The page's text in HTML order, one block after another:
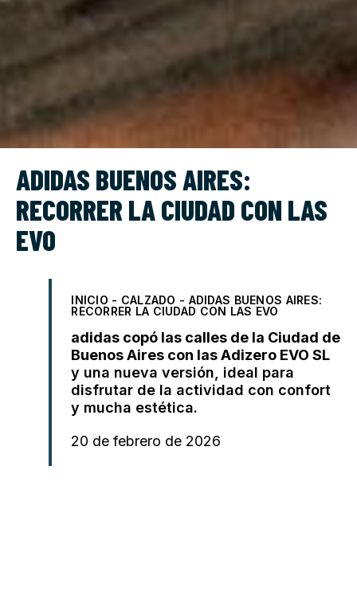
ADIDAS BUENOS AIRES:
RECORRER LA CIUDAD CON LAS
EVO
INICIO - CALZADO - ADIDAS BUENOS AIRES:
RECORRER LA CIUDAD CON LAS EVO
adidas copó las calles de la Ciudad de
Buenos Aires con las Adizero EVO SL
y una nueva versión, ideal para
disfrutar de la actividad con confort
y mucha estética.
20 de febrero de 2026